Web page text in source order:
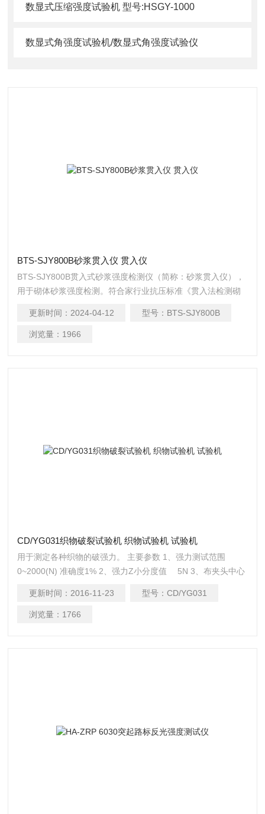
数显式压缩强度试验机 型号:HSGY-1000
数显式角强度试验机/数显式角强度试验仪
BTS-SJY800B砂浆贯入仪 贯入仪
BTS-SJY800B贯入式砂浆强度检测仪（简称：砂浆贯入仪），
用于砌体砂浆强度检测。符合家行业抗压标准《贯入法检测砌
年来，通过广大程检测人员建议，我们了这套设备，增加了内
置弹簧锁定装置，可以长时间使用也不影响测量度．它采用了
更新时间： 2024-04-12 型号： BTS-SJY800B
浏览量： 1966
CD/YG031织物破裂试验机 织物试验机 试验机
用于测定各种织物的破强力。 主要参数 1、强力测试范围
0~2000(N) 准确度1% 2、强力Z小分度值 5N 3、布夹头中心
度 100mm/min 6、冲破弹子Z大下降动程 120mm 7、外形尺寸
（L×W×H）
更新时间： 2016-11-23 型号： CD/YG031
浏览量： 1766